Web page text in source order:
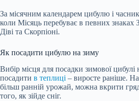
За місячним календарем цибулю і
коли Місяць перебуває в певних знаках
Діві та Скорпіоні.
Як посадити цибулю на зиму
Вибір місця для посадки зимової
посадити в теплиці – виросте раніше.
більш ранній урожай, можна вкрити
того, як зійде сніг.